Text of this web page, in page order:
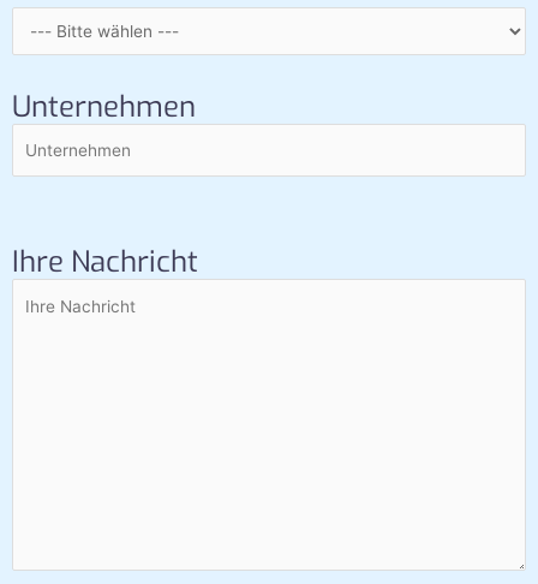
Unternehmen
Ihre Nachricht